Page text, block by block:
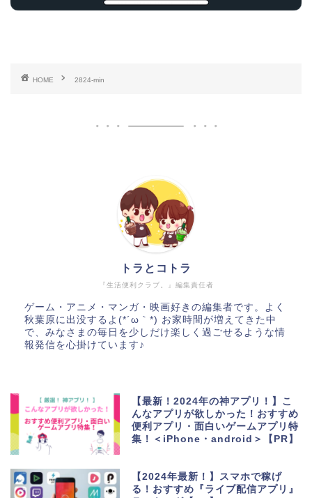
HOME 2824-min
『生活便利クラブ。』編集責任者
トラとコトラ
ゲーム・アニメ・マンガ・映画好きの編集者です。よく
秋葉原に出没するよ(*´ω｀*) お家時間が増えてきた中
で、みなさまの毎日を少しだけ楽しく過ごせるような情
報発信を心掛けています♪
【最新！2024年の神アプリ！】こ
んなアプリが欲しかった！おすすめ
便利アプリ・面白いゲームアプリ特
集！＜iPhone・android＞【PR】
【2024年最新！】スマホで稼げ
る！おすすめ『ライブ配信アプリ』